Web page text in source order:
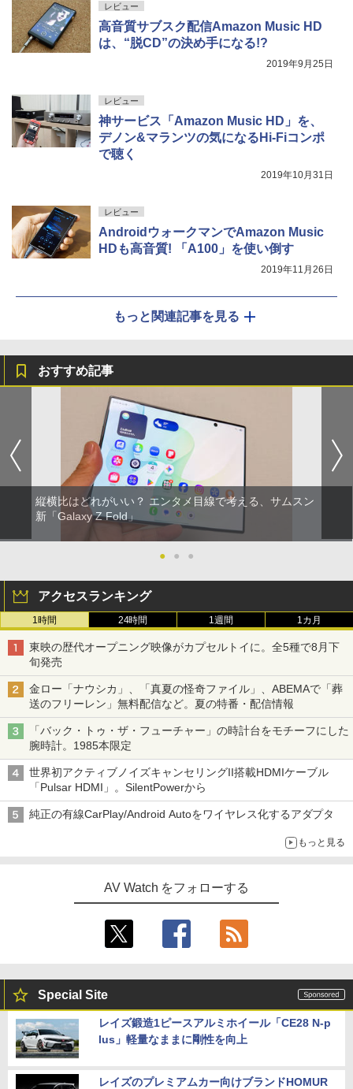
レビュー
高音質サブスク配信Amazon Music HD
は、“脱CD”の決め手になる!?
2019年9月25日
レビュー
神サービス「Amazon Music HD」を、
デノン&マランツの気になるHi-Fiコンポ
で聴く
2019年10月31日
レビュー
AndroidウォークマンでAmazon Music
HDも高音質! 「A100」を使い倒す
2019年11月26日
もっと関連記事を見る
おすすめ記事
縦横比はどれがいい？ エンタメ目線で考える、サムスン
新「Galaxy Z Fold」
● ● ●
アクセスランキング
1時間 24時間 1週間 1カ月
東映の歴代オープニング映像がカプセルトイに。全5種で8月下
旬発売
金ロー「ナウシカ」、「真夏の怪奇ファイル」、ABEMAで「葬
送のフリーレン」無料配信など。夏の特番・配信情報
「バック・トゥ・ザ・フューチャー」の時計台をモチーフにした
腕時計。1985本限定
世界初アクティブノイズキャンセリングII搭載HDMIケーブル
「Pulsar HDMI」。SilentPowerから
純正の有線CarPlay/Android Autoをワイヤレス化するアダプタ
もっと見る
AV Watch をフォローする
Special Site
レイズ鍛造1ピースアルミホイール「CE28 N-p
lus」軽量なままに剛性を向上
レイズのプレミアムカー向けブランドHOMUR